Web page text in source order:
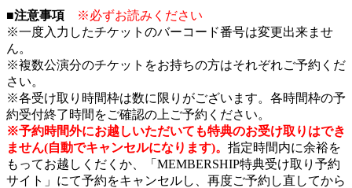
■注意事項
※必ずお読みください
※一度入力したチケットのバーコード番号は変更出来ませ
ん。
※複数公演分のチケットをお持ちの方はそれぞれご予約くだ
さい。
※各受け取り時間枠は数に限りがございます。各時間枠の予
約受付終了時間をご確認の上ご予約ください。
※予約時間外にお越しいただいても特典のお受け取りはでき
ません(自動でキャンセルになります)。 指定時間内に余裕を
もってお越しくだくか、「MEMBERSHIP特典受け取り予約
サイト」にて予約をキャンセルし、再度ご予約し直してから